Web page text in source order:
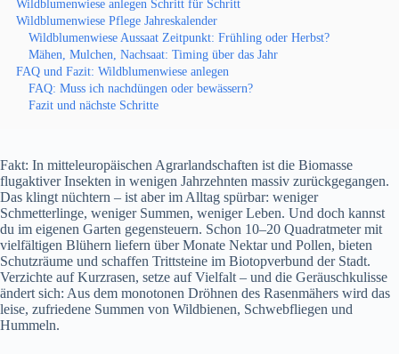
Wildblumenwiese anlegen Schritt für Schritt
Wildblumenwiese Pflege Jahreskalender
Wildblumenwiese Aussaat Zeitpunkt: Frühling oder Herbst?
Mähen, Mulchen, Nachsaat: Timing über das Jahr
FAQ und Fazit: Wildblumenwiese anlegen
FAQ: Muss ich nachdüngen oder bewässern?
Fazit und nächste Schritte
Fakt: In mitteleuropäischen Agrarlandschaften ist die Biomasse
flugaktiver Insekten in wenigen Jahrzehnten massiv zurückgegangen.
Das klingt nüchtern – ist aber im Alltag spürbar: weniger
Schmetterlinge, weniger Summen, weniger Leben. Und doch kannst
du im eigenen Garten gegensteuern. Schon 10–20 Quadratmeter mit
vielfältigen Blühern liefern über Monate Nektar und Pollen, bieten
Schutzräume und schaffen Trittsteine im Biotopverbund der Stadt.
Verzichte auf Kurzrasen, setze auf Vielfalt – und die Geräuschkulisse
ändert sich: Aus dem monotonen Dröhnen des Rasenmähers wird das
leise, zufriedene Summen von Wildbienen, Schwebfliegen und
Hummeln.